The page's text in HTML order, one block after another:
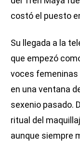
costó el puesto
Su llegada a la
que empezó
voces femeninas
en una ventana
sexenio pasado.
ritual del
aunque siempre